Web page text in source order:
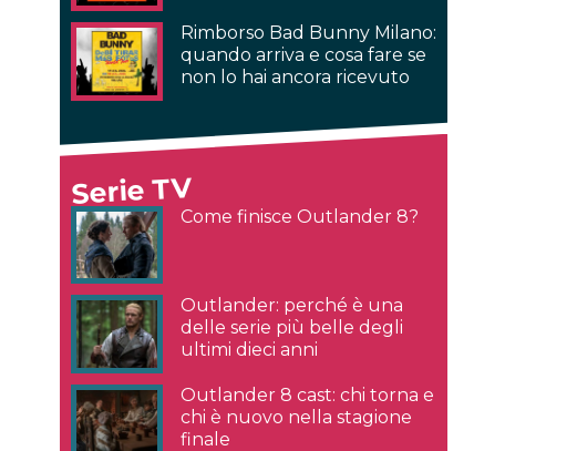
Rimborso Bad Bunny Milano:
quando arriva e cosa fare se
non lo hai ancora ricevuto
Serie TV
Come finisce Outlander 8?
Outlander: perché è una
delle serie più belle degli
ultimi dieci anni
Outlander 8 cast: chi torna e
chi è nuovo nella stagione
finale